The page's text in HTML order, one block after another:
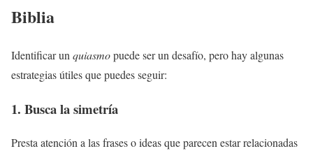
Biblia
Identificar un quiasmopuede ser un desafío, pero hay algunas
estrategias útiles que puedes seguir:
1. Busca la simetría
Presta atención a las frases o ideas que parecen estar relacionadas